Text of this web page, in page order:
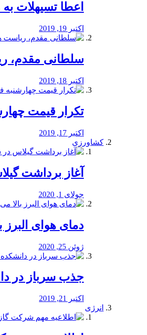
️اعطا تسیهلات
اکتبر 19, 2019
سلطانی مقدم،
اکتبر 18, 2019
تکرار قیمت
اکتبر 17, 2019
کشاورزی
آغاز برداشت
جولای 1, 2020
دمای هوای البرز
ژوئن 25, 2020
جذب سرباز در
اکتبر 21, 2019
انرژی